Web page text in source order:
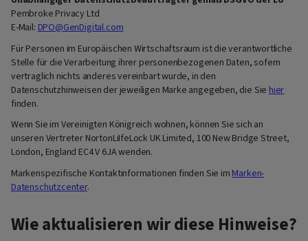
Pembroke Privacy Ltd
E-Mail:DPO@GenDigital.com
Für Personen im Europäischen Wirtschaftsraum ist die verantwortliche
Stelle für die Verarbeitung ihrer personenbezogenen Daten, sofern
vertraglich nichts anderes vereinbart wurde, in den
Datenschutzhinweisen der jeweiligen Marke angegeben, die Sie hier
finden.
Wenn Sie im Vereinigten Königreich wohnen, können Sie sich an
unseren Vertreter NortonLiIfeLock UK Limited, 100 New Bridge Street,
London, England EC4 V 6JA wenden.
Markenspezifische Kontaktinformationen finden Sie im Marken-
Datenschutzcenter.
Wie aktualisieren wir diese Hinweise?